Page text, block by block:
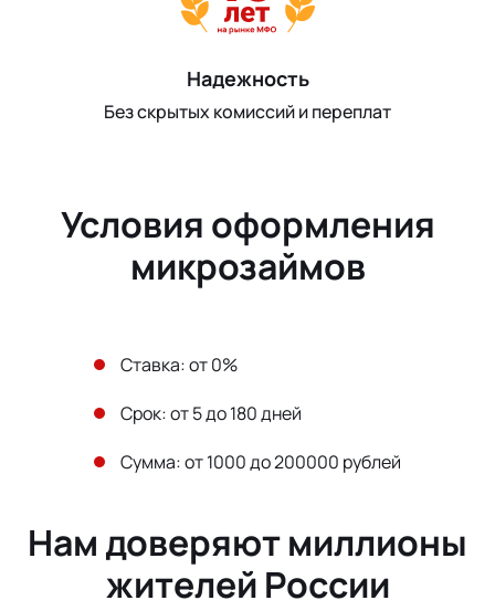
Надежность
Без скрытых комиссий и переплат
Условия оформления
микрозаймов
Ставка: от 0%
Срок: от 5 до 180 дней
Сумма: от 1000 до 200000 рублей
Нам доверяют миллионы
жителей России